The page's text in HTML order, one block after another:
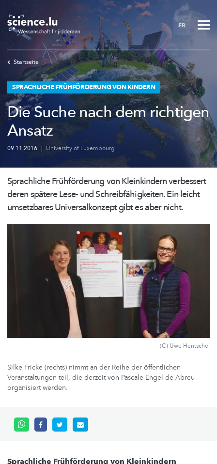
to
main
content
FR
Startseite
SPRACHLICHE FRÜHFÖRDERUNG VON KINDERN
Die Suche nach dem richtigen
Ansatz
09.11.2016 | University of Luxembourg
SprachlicheFrühförderung von Kleinkindern verbessert
deren spätere Lese- und Schreibfähigkeiten.Ein leicht
umsetzbaresUniversalkonzeptgibt es aber nicht.
(C) Uwe Hentschel
Silke Fricke (rechts) nimmt an der Reihe der öffentlichen
Veranstaltungen teil, die derzeit von Pascale Engel de Abreu
organisiert werden.
Sprachliche Frühförderung von Kleinkindern